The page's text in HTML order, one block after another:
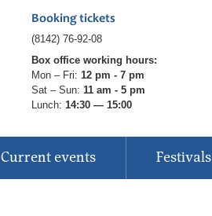
Booking tickets
(8142) 76-92-08
Box office working hours:
Mon – Fri: 12 pm - 7 pm
Sat – Sun: 11 am - 5 pm
Lunch: 14:30 — 15:00
Current events Festivals